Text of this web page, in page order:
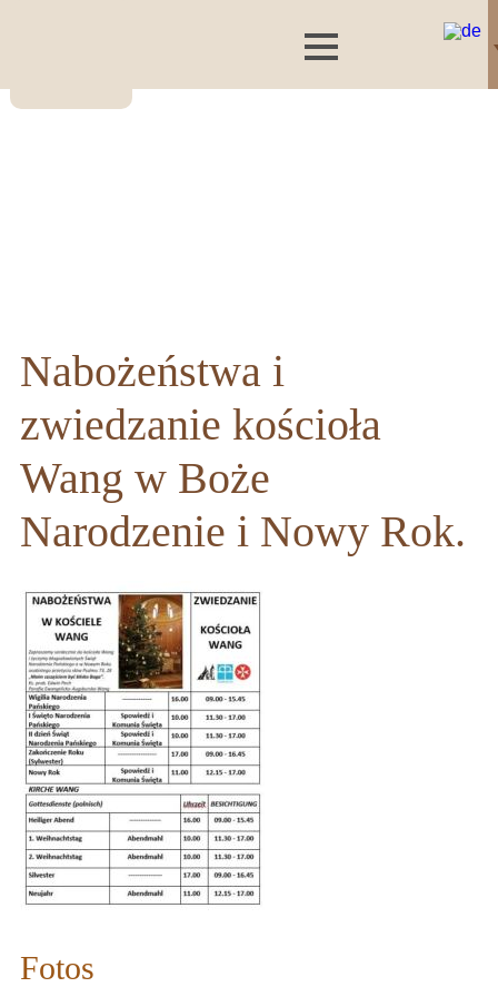
Nabożeństwa i
zwiedzanie kościoła
Wang w Boże
Narodzenie i Nowy Rok.
Fotos